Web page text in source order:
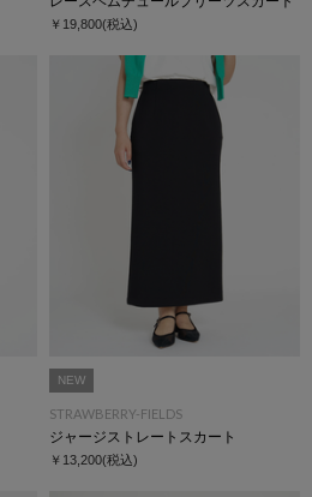
￥19,800(税込)
NEW
STRAWBERRY-FIELDS
ジャージストレートスカート
￥13,200(税込)